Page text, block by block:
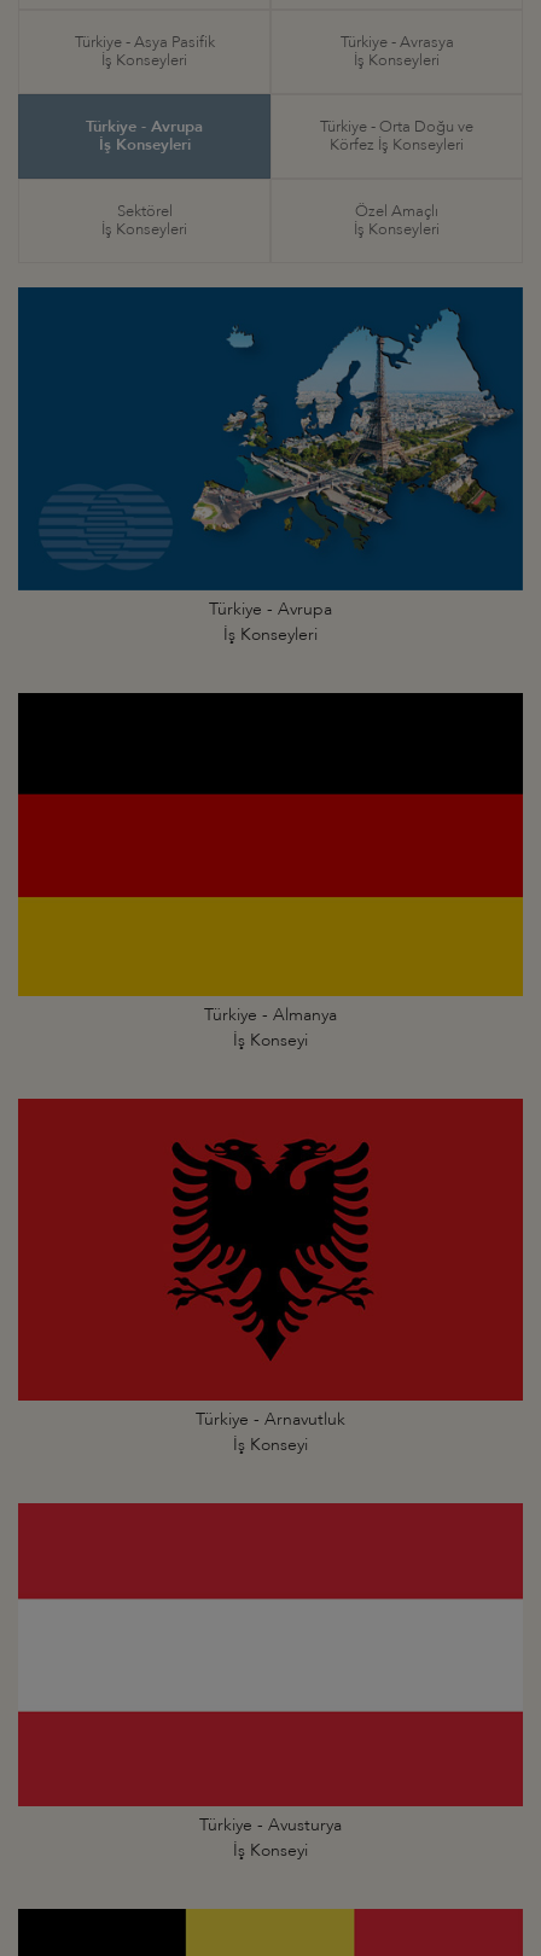
Türkiye - Asya Pasifik
İş Konseyleri
Türkiye - Avrasya
İş Konseyleri
Türkiye - Avrupa
İş Konseyleri
Türkiye - Orta Doğu ve
Körfez İş Konseyleri
Sektörel
İş Konseyleri
Özel Amaçlı
İş Konseyleri
Türkiye - Avrupa
İş Konseyleri
Türkiye - Almanya
İş Konseyi
Türkiye - Arnavutluk
İş Konseyi
Türkiye - Avusturya
İş Konseyi